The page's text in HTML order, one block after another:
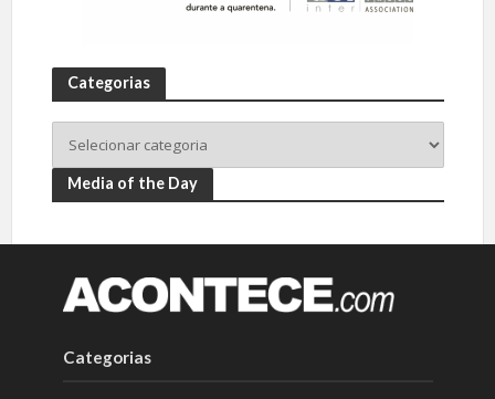
Categorias
Media of the Day
Categorias